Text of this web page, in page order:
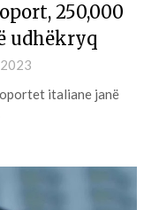
250,000
udhëkryq
italiane janë